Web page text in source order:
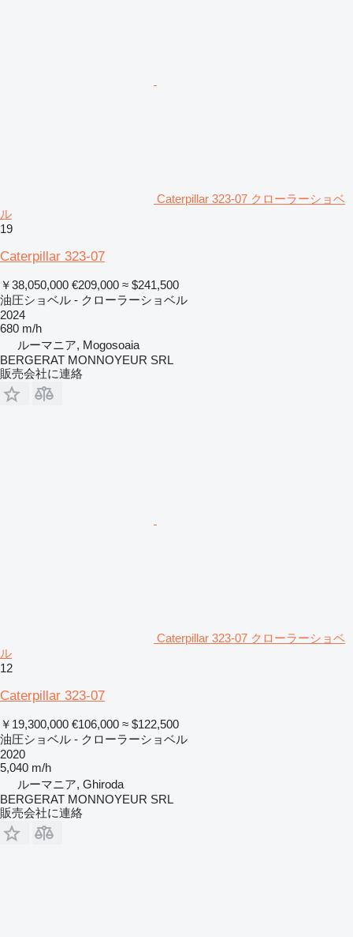
Caterpillar 323-07 クローラーショベ
ル
19
Caterpillar 323-07
￥38,050,000 €209,000 ≈ $241,500
油圧ショベル - クローラーショベル
2024
680 m/h
ルーマニア, Mogosoaia
BERGERAT MONNOYEUR SRL
販売会社に連絡
Caterpillar 323-07 クローラーショベ
ル
12
Caterpillar 323-07
￥19,300,000 €106,000 ≈ $122,500
油圧ショベル - クローラーショベル
2020
5,040 m/h
ルーマニア, Ghiroda
BERGERAT MONNOYEUR SRL
販売会社に連絡